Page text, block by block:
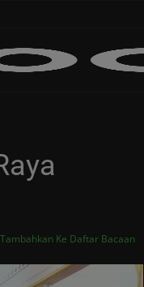
Tambahkan Ke Daftar Bacaan